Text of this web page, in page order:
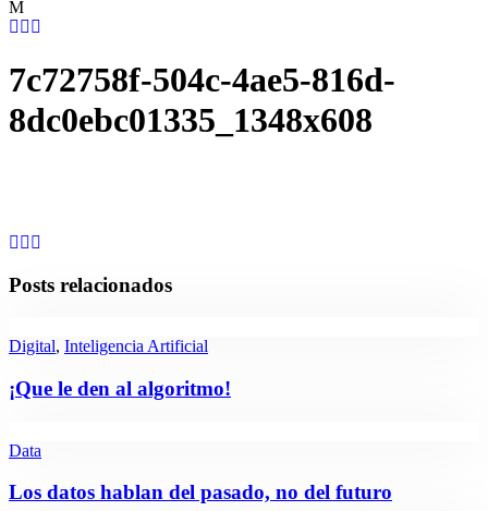
7c72758f-504c-4ae5-816d-
8dc0ebc01335_1348x608
Posts relacionados
Digital, Inteligencia Artificial
¡Que le den al algoritmo!
Data
Los datos hablan del pasado, no del futuro